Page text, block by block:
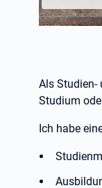
Als Studien-
Studium
Ich habe